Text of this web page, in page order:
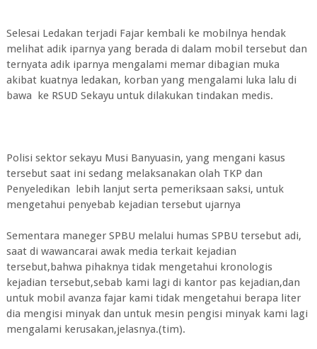
Selesai Ledakan terjadi Fajar kembali ke mobilnya hendak
melihat adik iparnya yang berada di dalam mobil tersebut dan
ternyata adik iparnya mengalami memar dibagian muka
akibat kuatnya ledakan, korban yang mengalami luka lalu di
bawa ke RSUD Sekayu untuk dilakukan tindakan medis.
Polisi sektor sekayu Musi Banyuasin, yang mengani kasus
tersebut saat ini sedang melaksanakan olah TKP dan
Penyeledikan lebih lanjut serta pemeriksaan saksi, untuk
mengetahui penyebab kejadian tersebut ujarnya
Sementara maneger SPBU melalui humas SPBU tersebut adi,
saat di wawancarai awak media terkait kejadian
tersebut,bahwa pihaknya tidak mengetahui kronologis
kejadian tersebut,sebab kami lagi di kantor pas kejadian,dan
untuk mobil avanza fajar kami tidak mengetahui berapa liter
dia mengisi minyak dan untuk mesin pengisi minyak kami lagi
mengalami kerusakan,jelasnya.(tim).